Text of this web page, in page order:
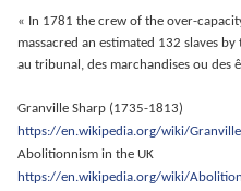
« In 1781 the crew of the over-
massacred an estimated 132 slaves
au tribunal, des marchandises ou des
Granville Sharp (1735-1813)
https://en.wikipedia.org/wiki/
Abolitionnism in the UK
https://en.wikipedia.org/wiki/